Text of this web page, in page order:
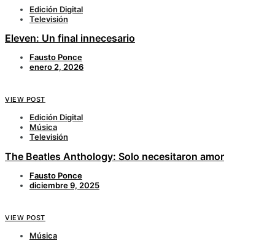
Edición Digital
Televisión
Eleven: Un final innecesario
Fausto Ponce
enero 2, 2026
VIEW POST
Edición Digital
Música
Televisión
The Beatles Anthology: Solo necesitaron amor
Fausto Ponce
diciembre 9, 2025
VIEW POST
Música